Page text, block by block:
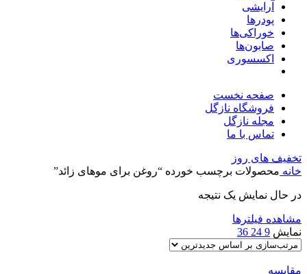
آرایشی
پودرها
خوراکی‌ها
صابون‌ها
اکسسوری
صفحه نخست
فروشگاه نازگل
مجله نازگل
تماس با ما
تخفیف های روز
خانه محصولات برچسب خورده “روغن برای موهای زائد”
در حال نمایش یک نتیجه
مشاهده فیلترها
نمایش 9
24
36
مقایسه